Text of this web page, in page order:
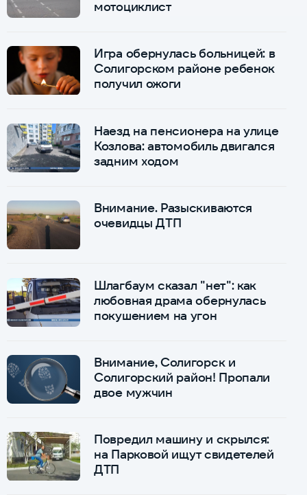
мотоциклист
Игра обернулась больницей: в
Солигорском районе ребенок
получил ожоги
Наезд на пенсионера на улице
Козлова: автомобиль двигался
задним ходом
Внимание. Разыскиваются
очевидцы ДТП
Шлагбаум сказал "нет": как
любовная драма обернулась
покушением на угон
Внимание, Солигорск и
Солигорский район! Пропали
двое мужчин
Повредил машину и скрылся:
на Парковой ищут свидетелей
ДТП